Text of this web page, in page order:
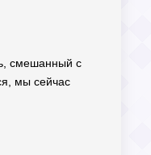
смешанный с
мы сейчас